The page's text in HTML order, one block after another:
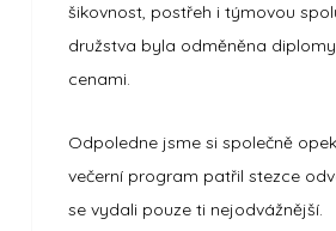
šikovnost, postřeh i týmovou
družstva byla odměněna
cenami.
Odpoledne jsme si společně
večerní program patřil stezce
se vydali pouze ti nejodvážnější.